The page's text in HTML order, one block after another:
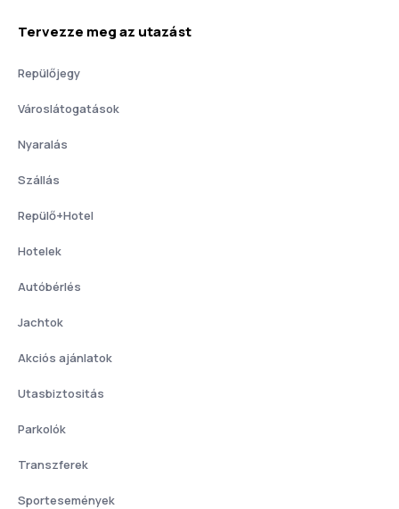
Tervezze meg az utazást
Repülőjegy
Városlátogatások
Nyaralás
Szállás
Repülő+Hotel
Hotelek
Autóbérlés
Jachtok
Akciós ajánlatok
Utasbiztositás
Parkolók
Transzferek
Sportesemények